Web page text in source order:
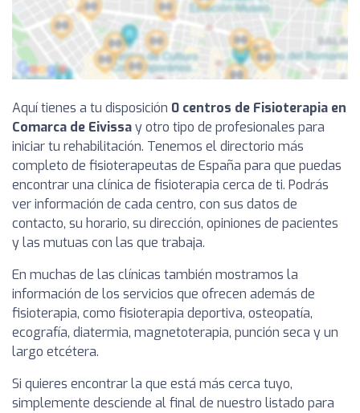
Aquí tienes a tu disposición 0 centros de Fisioterapia en
Comarca de Eivissay otro tipo de profesionales para
iniciar tu rehabilitación. Tenemos el directorio más
completo de fisioterapeutas de España para que puedas
encontrar una clínica de fisioterapia cerca de ti. Podrás
ver información de cada centro, con sus datos de
contacto, su horario, su dirección, opiniones de pacientes
y las mutuas con las que trabaja.
En muchas de las clínicas también mostramos la
información de los servicios que ofrecen además de
fisioterapia, como fisioterapia deportiva, osteopatía,
ecografía, diatermia, magnetoterapia, punción seca y un
largo etcétera.
Si quieres encontrar la que está más cerca tuyo,
simplemente desciende al final de nuestro listado para